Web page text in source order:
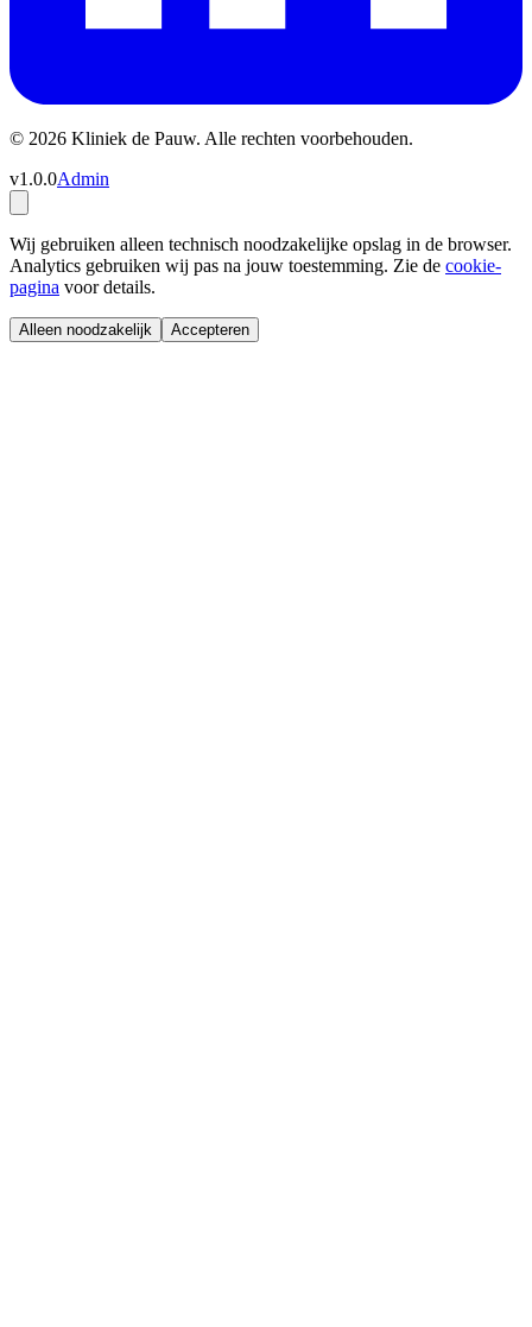
© 2026 Kliniek de Pauw. Alle rechten voorbehouden.
v1.0.0Admin
Wij gebruiken alleen technisch noodzakelijke opslag in de browser.
Analytics gebruiken wij pas na jouw toestemming. Zie de cookie-
pagina voor details.
Alleen noodzakelijk Accepteren